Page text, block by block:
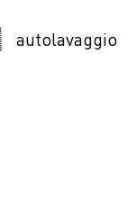
autolavaggio